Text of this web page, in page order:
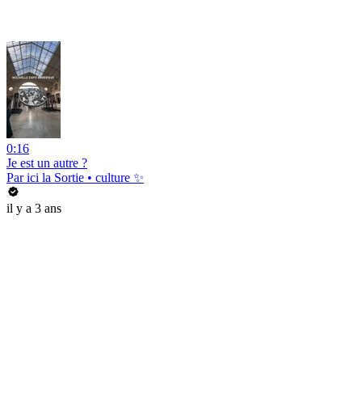
0:16
Je est un autre ?
Par ici la Sortie • culture ✨
il y a 3 ans